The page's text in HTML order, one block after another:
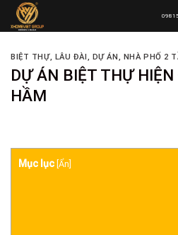
Skip
BIỆT THỰ, LÂU ĐÀI, DỰ ÁN, NHÀ PHỐ 2
DỰ ÁN BIỆT THỰ
HẦM
Mục lục Ẩn